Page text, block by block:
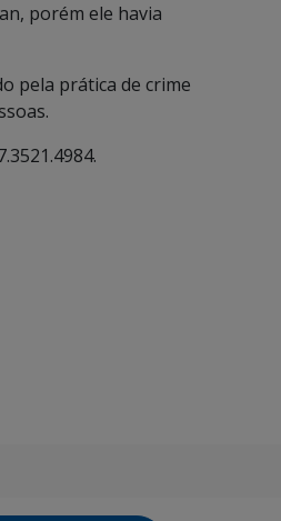
porém ele havia
pela prática de crime